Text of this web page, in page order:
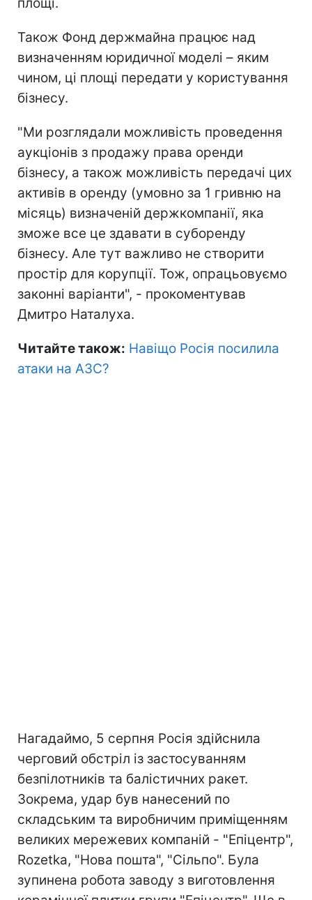
Також Фонд держмайна працює над
визначенням юридичної моделі – яким
чином, ці площі передати у користування
бізнесу.
"Ми розглядали можливість проведення
аукціонів з продажу права оренди
бізнесу, а також можливість передачі цих
активів в оренду (умовно за 1 гривню на
місяць) визначеній держкомпанії, яка
зможе все це здавати в суборенду
бізнесу. Але тут важливо не створити
простір для корупції. Тож, опрацьовуємо
законні варіанти", - прокоментував
Дмитро Наталуха.
Читайте також: Навіщо Росія посилила
атаки на АЗС?
Нагадаймо, 5 серпня Росія здійснила
черговий обстріл із застосуванням
безпілотників та балістичних ракет.
Зокрема, удар був нанесений по
складським та виробничим приміщенням
великих мережевих компаній - "Епіцентр",
Rozetka, "Нова пошта", "Сільпо". Була
зупинена робота заводу з виготовлення